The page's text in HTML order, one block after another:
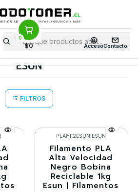
0
$0 AccesoContacto
enTienda· Despachoa Todo Chile · Retiro en
Tienda en24 Horas
TODO PLA
HS) ESUN
ESUN
FILTROS
-30%
Agotado
PLAHF2ESUN ESUN
Filamento PLA
Alta Velocidad
Negro Bobina
Reciclable 1kg
Esun | Filamentos